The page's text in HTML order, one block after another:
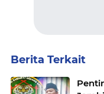
Berita Terkait